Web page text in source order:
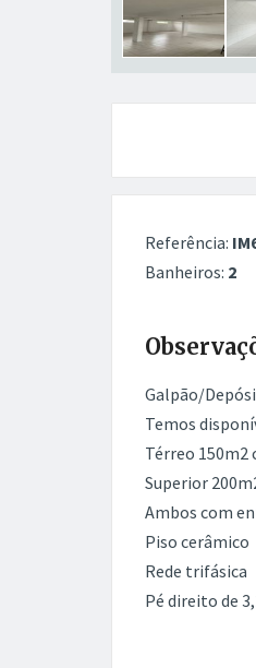
Referência:
Banheiros: 2
Galpão/
Temos
Térreo 150m2
Superior
Ambos com
Piso cerâmico
Rede trifásica
Pé direito de